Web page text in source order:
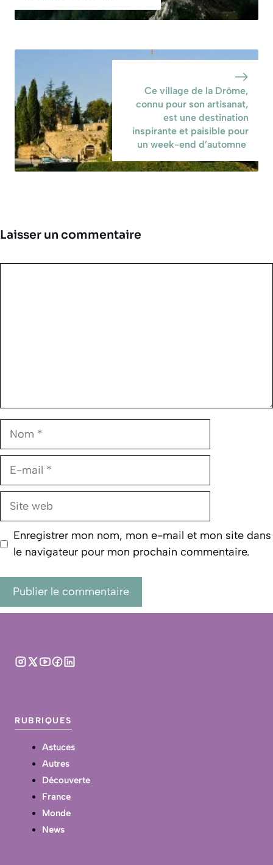
Ce village de la Drôme,
connu pour son artisanat,
est une destination
inspirante et paisible pour
un week-end d’automne
Laisser un commentaire
Nom
E-
Site
Enregistrer mon nom, mon e-mail et mon site dans
le navigateur pour mon prochain commentaire.
RUBRIQUES
Astuces
Autres
Découverte
France
Monde
News